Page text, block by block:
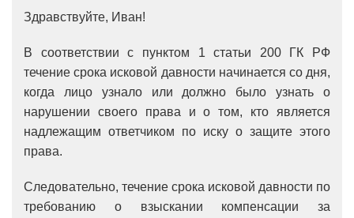
Здравствуйте, Иван!
В соответствии с пунктом 1 статьи 200 ГК РФ
течение срока исковой давности начинается со дня,
когда лицо узнало или должно было узнать о
нарушении своего права и о том, кто является
надлежащим ответчиком по иску о защите этого
права.
Следовательно, течение срока исковой давности по
требованию о взыскании компенсации за